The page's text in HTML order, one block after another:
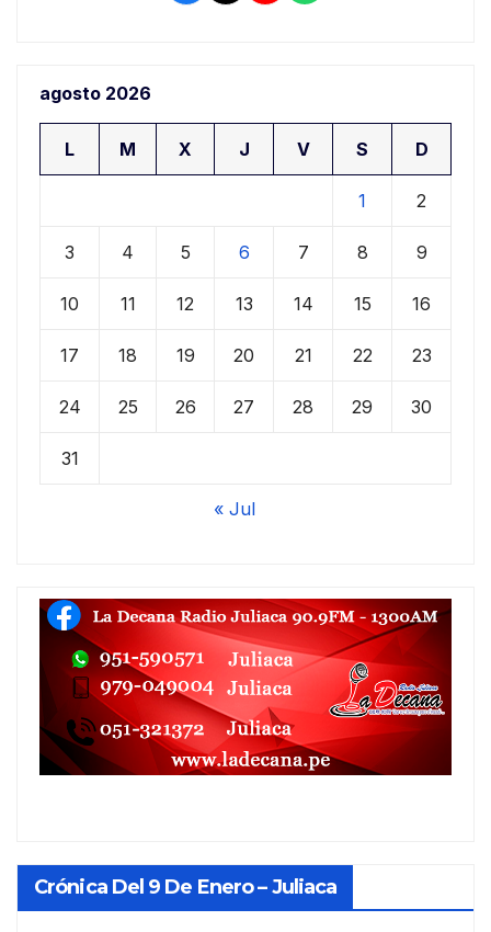
agosto 2026
L M X J V S D
1 2
3 4 5 6 7 8 9
10 11 12 13 14 15 16
17 18 19 20 21 22 23
24 25 26 27 28 29 30
31
« Jul
Crónica Del 9 De Enero – Juliaca